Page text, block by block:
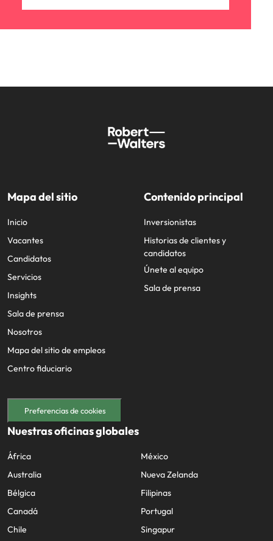
Mapa del sitio
Inicio
Vacantes
Candidatos
Servicios
Insights
Sala de prensa
Nosotros
Mapa del sitio de empleos
Centro fiduciario
Contenido principal
Inversionistas
Historias de clientes y
candidatos
Únete al equipo
Sala de prensa
Preferencias de cookies
Nuestras oficinas globales
África
Australia
Bélgica
Canadá
Chile
México
Nueva Zelanda
Filipinas
Portugal
Singapur